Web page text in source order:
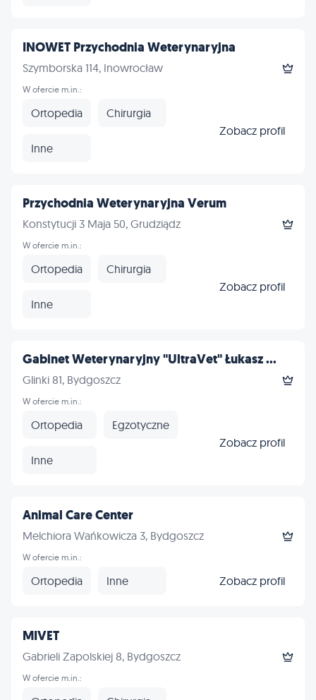
INOWET Przychodnia Weterynaryjna
Szymborska 114, Inowrocław
W ofercie m.in.:
Ortopedia Chirurgia
Inne
Zobacz profil
Przychodnia Weterynaryjna Verum
Konstytucji 3 Maja 50, Grudziądz
W ofercie m.in.:
Ortopedia Chirurgia
Inne
Zobacz profil
Gabinet Weterynaryjny "UltraVet" Łukasz ...
Glinki 81, Bydgoszcz
W ofercie m.in.:
Ortopedia Egzotyczne
Inne
Zobacz profil
Animal Care Center
Melchiora Wańkowicza 3, Bydgoszcz
W ofercie m.in.:
Ortopedia Inne Zobacz profil
MIVET
Gabrieli Zapolskiej 8, Bydgoszcz
W ofercie m.in.: